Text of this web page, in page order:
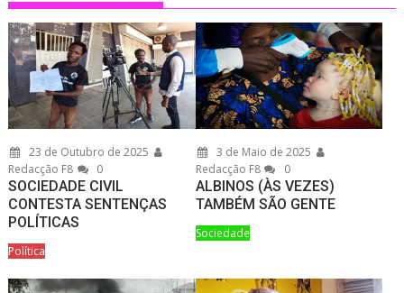
23 de Outubro de 2025
Redacção F8
0
SOCIEDADE CIVIL
CONTESTA SENTENÇAS
POLÍTICAS
Política
3 de Maio de 2025
Redacção F8
0
ALBINOS (ÀS VEZES)
TAMBÉM SÃO GENTE
Sociedade